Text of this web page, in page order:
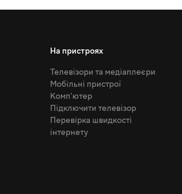
На пристроях
Телевізори та медіаплеєри
Мобільні пристрої
Комп'ютер
Підключити телевізор
Перевірка швидкості
інтернету